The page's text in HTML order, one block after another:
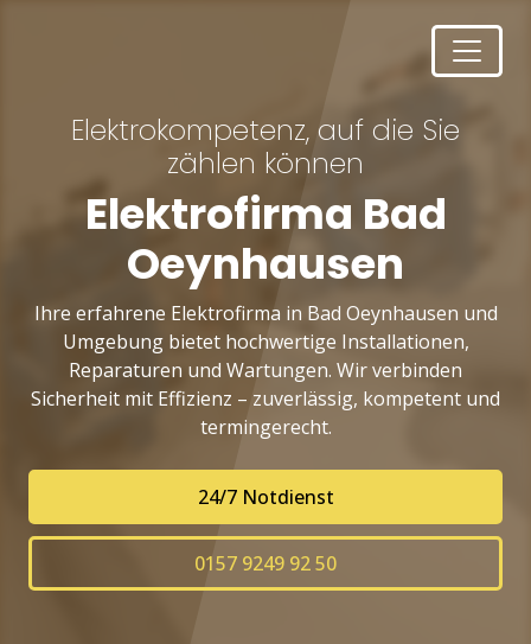
Elektrokompetenz, auf die Sie
zählen können
Elektrofirma Bad
Oeynhausen
Ihre erfahrene Elektrofirma in Bad Oeynhausen und
Umgebung bietet hochwertige Installationen,
Reparaturen und Wartungen. Wir verbinden
Sicherheit mit Effizienz – zuverlässig, kompetent und
termingerecht.
24/7 Notdienst
0157 9249 92 50